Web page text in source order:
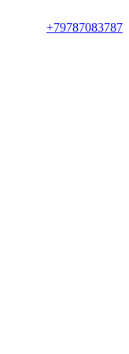
+79787083787